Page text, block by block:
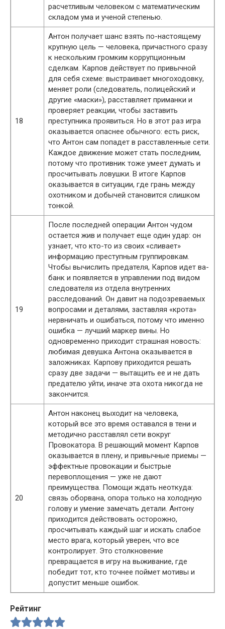
расчетливым человеком с математическим
складом ума и ученой степенью.
18
Антон получает шанс взять по-настоящему
крупную цель — человека, причастного сразу
к нескольким громким коррупционным
сделкам. Карпов действует по привычной
для себя схеме: выстраивает многоходовку,
меняет роли (следователь, полицейский и
другие «маски»), расставляет приманки и
проверяет реакции, чтобы заставить
преступника проявиться. Но в этот раз игра
оказывается опаснее обычного: есть риск,
что Антон сам попадет в расставленные сети.
Каждое движение может стать последним,
потому что противник тоже умеет думать и
просчитывать ловушки. В итоге Карпов
оказывается в ситуации, где грань между
охотником и добычей становится слишком
тонкой.
19
После последней операции Антон чудом
остается жив и получает еще один удар: он
узнает, что кто-то из своих «сливает»
информацию преступным группировкам.
Чтобы вычислить предателя, Карпов идет ва-
банк и появляется в управлении под видом
следователя из отдела внутренних
расследований. Он давит на подозреваемых
вопросами и деталями, заставляя «кротa»
нервничать и ошибаться, потому что именно
ошибка — лучший маркер вины. Но
одновременно приходит страшная новость:
любимая девушка Антона оказывается в
заложниках. Карпову приходится решать
сразу две задачи — вытащить ее и не дать
предателю уйти, иначе эта охота никогда не
закончится.
20
Антон наконец выходит на человека,
который все это время оставался в тени и
методично расставлял сети вокруг
Провокатора. В решающий момент Карпов
оказывается в плену, и привычные приемы —
эффектные провокации и быстрые
перевоплощения — уже не дают
преимущества. Помощи ждать неоткуда:
связь оборвана, опора только на холодную
голову и умение замечать детали. Антону
приходится действовать осторожно,
просчитывать каждый шаг и искать слабое
место врага, который уверен, что все
контролирует. Это столкновение
превращается в игру на выживание, где
победит тот, кто точнее поймет мотивы и
допустит меньше ошибок.
Рейтинг